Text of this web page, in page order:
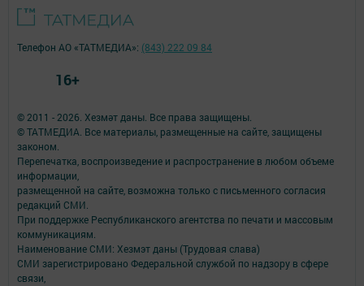
© 2011 - 2026. Хезмәт даны. Все права защищены.
© ТАТМЕДИА. Все материалы, размещенные на сайте, защищены
законом.
Перепечатка, воспроизведение и распространение в любом объеме
информации,
размещенной на сайте, возможна только с письменного согласия
редакций СМИ.
При поддержке Республиканского агентства по печати и массовым
коммуникациям.
Наименование СМИ: Хезмэт даны (Трудовая слава)
СМИ зарегистрировано Федеральной службой по надзору в сфере
связи,
Телефон АО «ТАТМЕДИА»: (843) 222 09 84
16+